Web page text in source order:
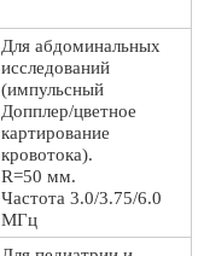
Для абдоминальных
исследований
(импульсный
Допплер/цветное
картирование
кровотока).
R=50 мм.
Частота 3.0/3.75/6.0
МГц